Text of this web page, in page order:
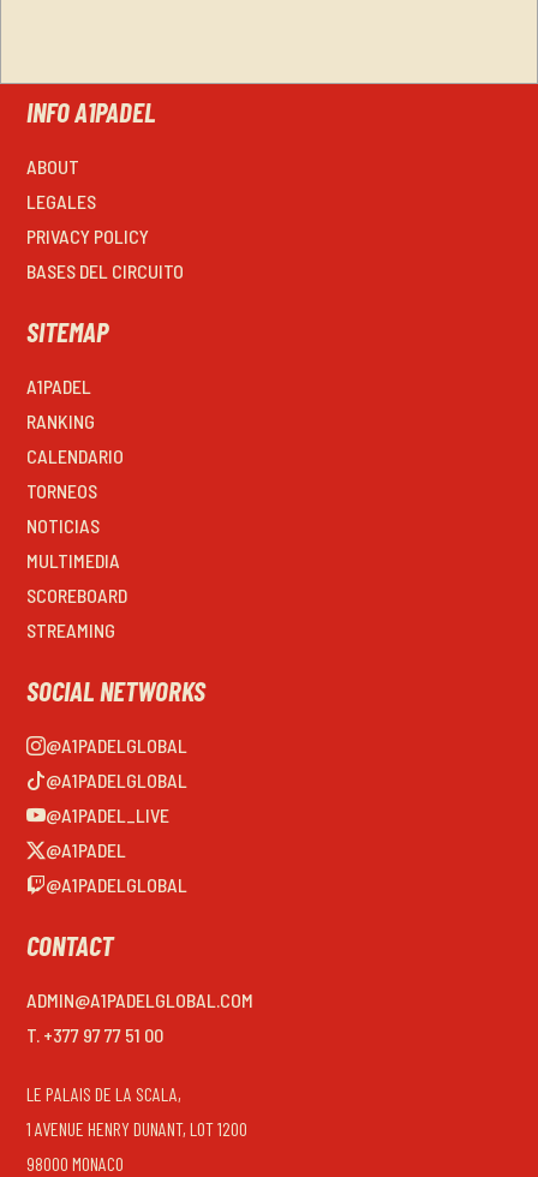
INFO A1PADEL
ABOUT
LEGALES
PRIVACY POLICY
BASES DEL CIRCUITO
SITEMAP
A1PADEL
RANKING
CALENDARIO
TORNEOS
NOTICIAS
MULTIMEDIA
SCOREBOARD
STREAMING
SOCIAL NETWORKS
@A1PADELGLOBAL
@A1PADELGLOBAL
@A1PADEL_LIVE
@A1PADEL
@A1PADELGLOBAL
CONTACT
ADMIN@A1PADELGLOBAL.COM
T. +377 97 77 51 00
LE PALAIS DE LA SCALA,
1 AVENUE HENRY DUNANT, LOT 1200
98000 MONACO